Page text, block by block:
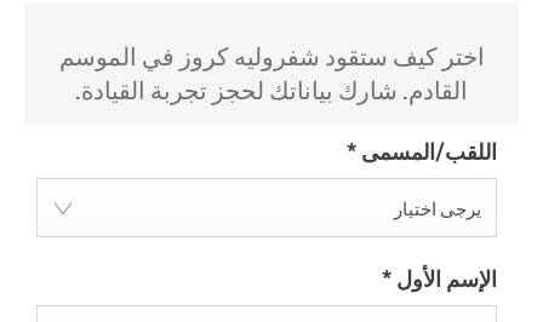
اختر كيف ستقود شفروليه كروز في الموسم
القادم. شارك بياناتك لحجز تجربة القيادة.
اللقب/المسمى *
يرجى اختيار
الإسم الأول *